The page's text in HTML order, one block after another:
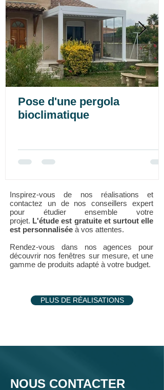
Pose d'une pergola
bioclimatique
Inspirez-vous de nos réalisations et
contactez un de nos conseillers expert
pour étudier ensemble votre
projet. L'étude est gratuite et surtout elle
est personnalisée à vos attentes.
Rendez-vous dans nos agences pour
découvrir nos fenêtres sur mesure, et une
gamme de produits adapté à votre budget.
PLUS DE RÉALISATIONS
NOUS CONTACTER